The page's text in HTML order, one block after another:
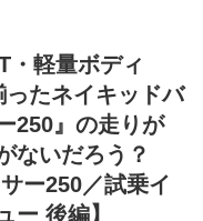
・軽量ボディ
ったネイキッドバ
250』の走りが
ないだろう？
ー250／試乗イ
ー 後編】